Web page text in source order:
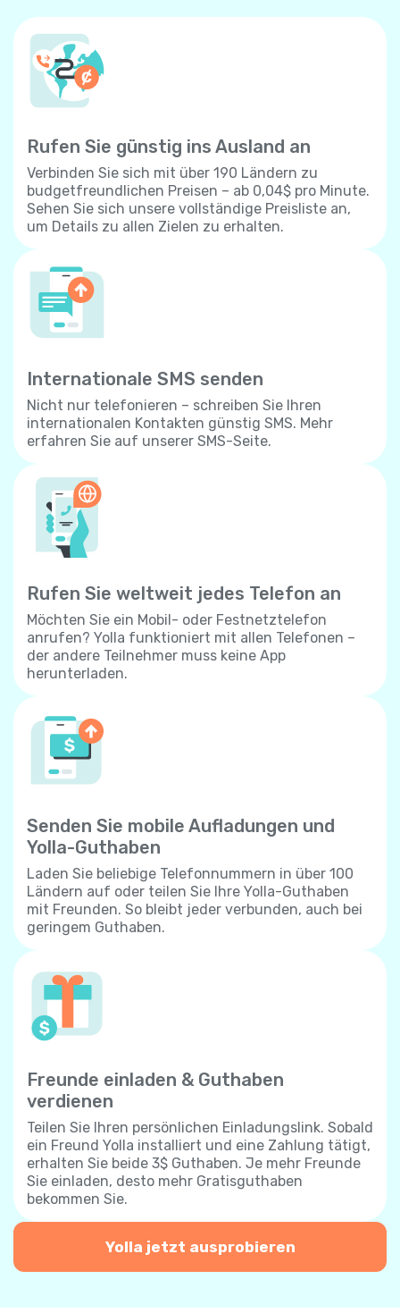
Rufen Sie günstig ins Ausland an
Verbinden Sie sich mit über 190 Ländern zu
budgetfreundlichen Preisen – ab 0,04$ pro Minute.
Sehen Sie sich unsere vollständige Preisliste an,
um Details zu allen Zielen zu erhalten.
Internationale SMS senden
Nicht nur telefonieren – schreiben Sie Ihren
internationalen Kontakten günstig SMS. Mehr
erfahren Sie auf unserer SMS-Seite.
Rufen Sie weltweit jedes Telefon an
Möchten Sie ein Mobil- oder Festnetztelefon
anrufen? Yolla funktioniert mit allen Telefonen –
der andere Teilnehmer muss keine App
herunterladen.
Senden Sie mobile Aufladungen und
Yolla-Guthaben
Laden Sie beliebige Telefonnummern in über 100
Ländern auf oder teilen Sie Ihre Yolla-Guthaben
mit Freunden. So bleibt jeder verbunden, auch bei
geringem Guthaben.
Freunde einladen & Guthaben
verdienen
Teilen Sie Ihren persönlichen Einladungslink. Sobald
ein Freund Yolla installiert und eine Zahlung tätigt,
erhalten Sie beide 3$ Guthaben. Je mehr Freunde
Sie einladen, desto mehr Gratisguthaben
bekommen Sie.
Yolla jetzt ausprobieren